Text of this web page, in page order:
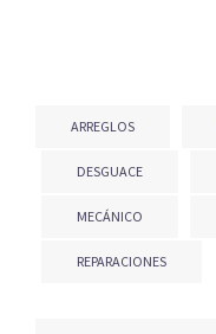
ARREGLOS
DESGUACE
MECÁNICO
REPARACIONES